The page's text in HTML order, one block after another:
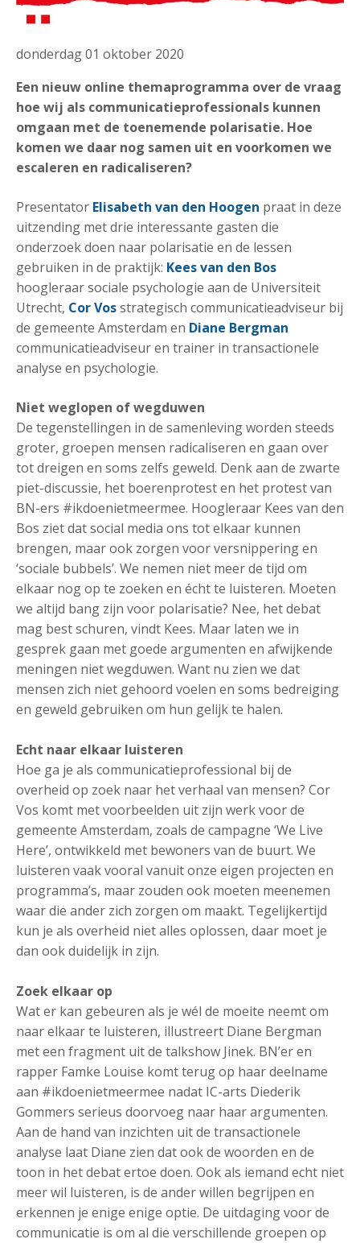
donderdag 01 oktober 2020
Een nieuw online themaprogramma over de vraag
hoe wij als communicatieprofessionals kunnen
omgaan met de toenemende polarisatie. Hoe
komen we daar nog samen uit en voorkomen we
escaleren en radicaliseren?
Presentator Elisabeth van den Hoogen praat in deze
uitzending met drie interessante gasten die
onderzoek doen naar polarisatie en de lessen
gebruiken in de praktijk: Kees van den Bos
hoogleraar sociale psychologie aan de Universiteit
Utrecht, Cor Vosstrategisch communicatieadviseur bij
de gemeente Amsterdam en Diane Bergman
communicatieadviseur en trainer in transactionele
analyse en psychologie.
Niet weglopen of wegduwen
De tegenstellingen in de samenleving worden steeds
groter, groepen mensen radicaliseren en gaan over
tot dreigen en soms zelfs geweld. Denk aan de zwarte
piet-discussie, het boerenprotest en het protest van
BN-ers #ikdoenietmeermee. Hoogleraar Kees van den
Bos ziet dat social media ons tot elkaar kunnen
brengen, maar ook zorgen voor versnippering en
‘sociale bubbels’. We nemen niet meer de tijd om
elkaar nog op te zoeken en écht te luisteren. Moeten
we altijd bang zijn voor polarisatie? Nee, het debat
mag best schuren, vindt Kees. Maar laten we in
gesprek gaan met goede argumenten en afwijkende
meningen niet wegduwen. Want nu zien we dat
mensen zich niet gehoord voelen en soms bedreiging
en geweld gebruiken om hun gelijk te halen.
Echt naar elkaar luisteren
Hoe ga je als communicatieprofessional bij de
overheid op zoek naar het verhaal van mensen? Cor
Vos komt met voorbeelden uit zijn werk voor de
gemeente Amsterdam, zoals de campagne ‘We Live
Here’, ontwikkeld met bewoners van de buurt. We
luisteren vaak vooral vanuit onze eigen projecten en
programma’s, maar zouden ook moeten meenemen
waar die ander zich zorgen om maakt. Tegelijkertijd
kun je als overheid niet alles oplossen, daar moet je
dan ook duidelijk in zijn.
Zoek elkaar op
Wat er kan gebeuren als je wél de moeite neemt om
naar elkaar te luisteren, illustreert Diane Bergman
met een fragment uit de talkshow Jinek. BN’er en
rapper Famke Louise komt terug op haar deelname
aan #ikdoenietmeermee nadat IC-arts Diederik
Gommers serieus doorvoeg naar haar argumenten.
Aan de hand van inzichten uit de transactionele
analyse laat Diane zien dat ook de woorden en de
toon in het debat ertoe doen. Ook als iemand echt niet
meer wil luisteren, is de ander willen begrijpen en
erkennen je enige enige optie. De uitdaging voor de
communicatie is om al die verschillende groepen op